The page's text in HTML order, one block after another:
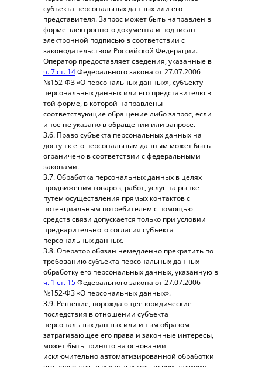
субъекта персональных данных или его
представителя. Запрос может быть направлен в
форме электронного документа и подписан
электронной подписью в соответствии с
законодательством Российской Федерации.
Оператор предоставляет сведения, указанные в
ч. 7 ст. 14Федерального закона от 27.07.2006
№152-ФЗ «О персональных данных», субъекту
персональных данных или его представителю в
той форме, в которой направлены
соответствующие обращение либо запрос, если
иное не указано в обращении или запросе.
3.6. Право субъекта персональных данных на
доступ к его персональным данным может быть
ограничено в соответствии с федеральными
законами.
3.7. Обработка персональных данных в целях
продвижения товаров, работ, услуг на рынке
путем осуществления прямых контактов с
потенциальным потребителем с помощью
средств связи допускается только при условии
предварительного согласия субъекта
персональных данных.
3.8. Оператор обязан немедленно прекратить по
требованию субъекта персональных данных
обработку его персональных данных, указанную в
ч. 1 ст. 15Федерального закона от 27.07.2006
№152-ФЗ «О персональных данных».
3.9. Решение, порождающее юридические
последствия в отношении субъекта
персональных данных или иным образом
затрагивающее его права и законные интересы,
может быть принято на основании
исключительно автоматизированной обработки